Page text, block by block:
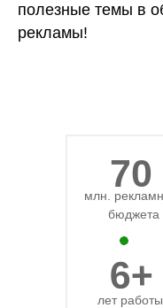
полезные темы в
рекламы!
70
млн.
бюджета
6+
лет работы